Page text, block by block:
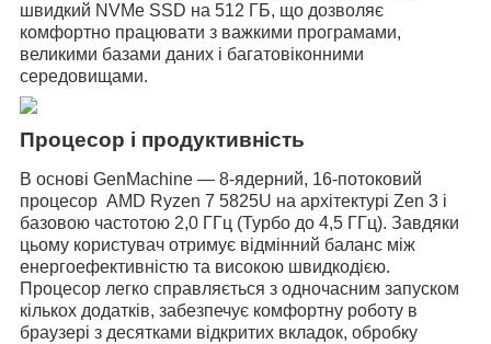
швидкий NVMe SSD на 512 ГБ, що дозволяє
комфортно працювати з важкими програмами,
великими базами даних і багатовіконними
середовищами.
Процесор і продуктивність
В основі GenMachine — 8-ядерний, 16-потоковий
процесор AMD Ryzen 7 5825U на архітектурі Zen 3 і
базовою частотою 2,0 ГГц (Турбо до 4,5 ГГц). Завдяки
цьому користувач отримує відмінний баланс між
енергоефективністю та високою швидкодією.
Процесор легко справляється з одночасним запуском
кількох додатків, забезпечує комфортну роботу в
браузері з десятками відкритих вкладок, обробку